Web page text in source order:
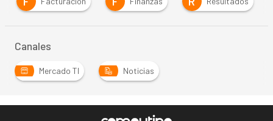
Canales
Mercado TI Noticias